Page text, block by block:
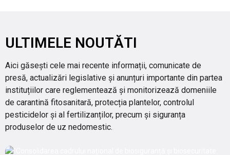
ULTIMELE NOUTĂTI
Aici găsești cele mai recente informații, comunicate de
presă, actualizări legislative și anunțuri importante din partea
instituțiilor care reglementează și monitorizează domeniile
de carantină fitosanitară, protecția plantelor, controlul
pesticidelor și al fertilizanților, precum și siguranța
produselor de uz nedomestic.